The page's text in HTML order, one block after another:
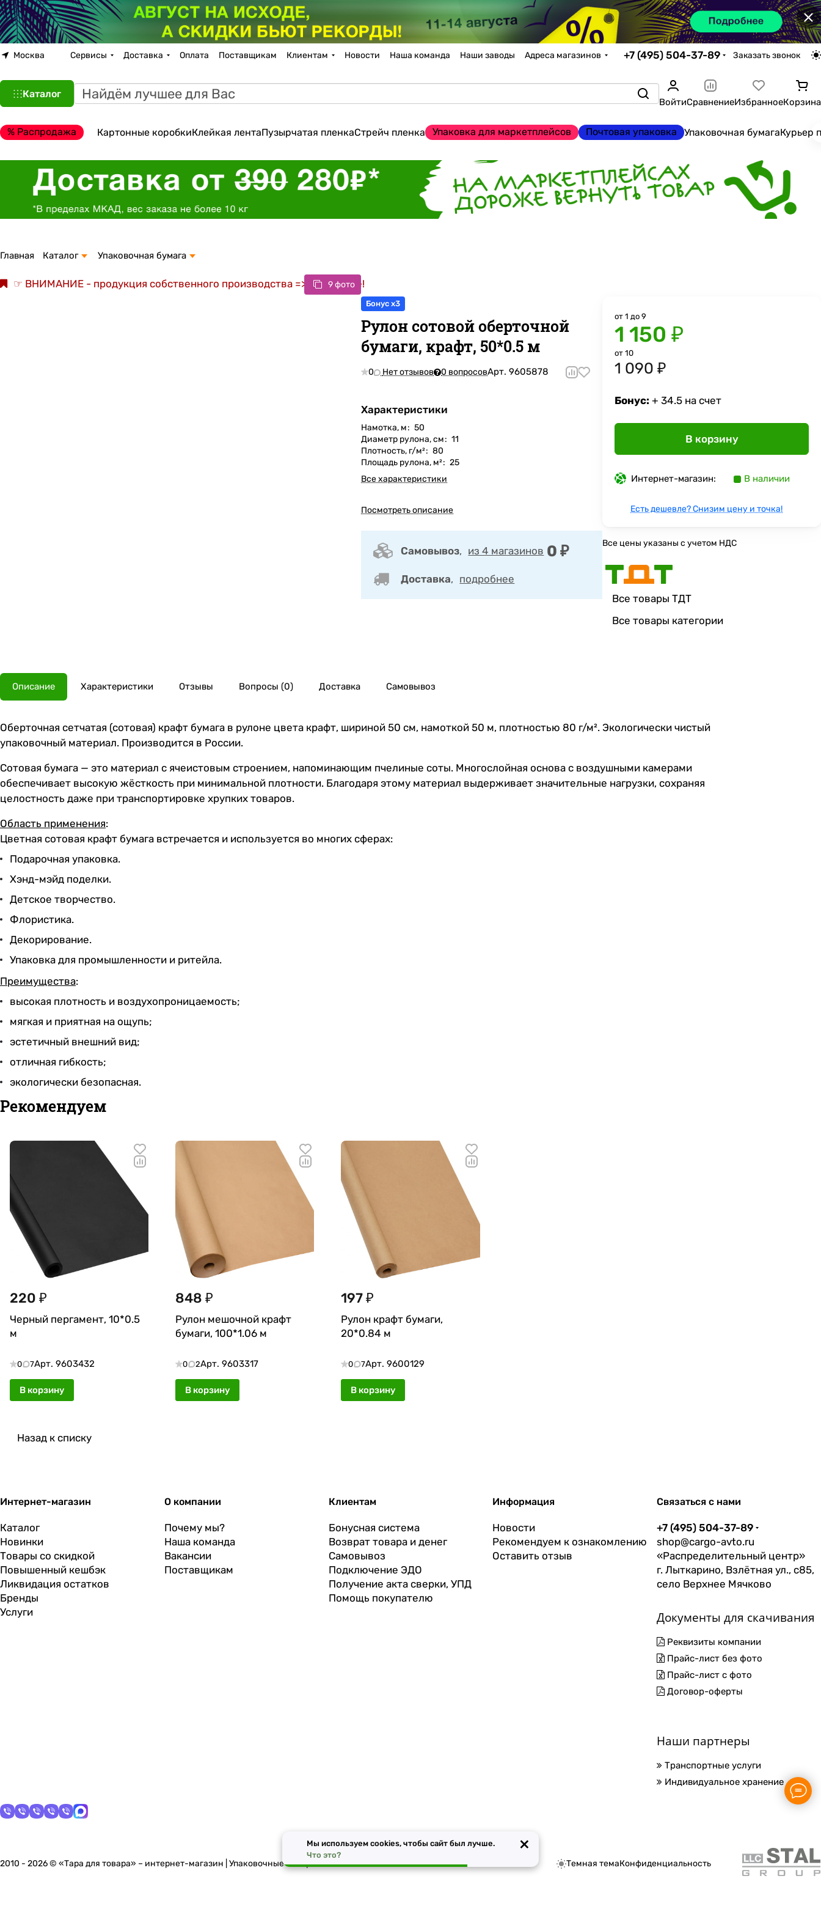
×
Москва Сервисы Доставка Оплата Поставщикам Клиентам Новости Наша команда Наши заводы Адреса магазинов +7 (495) 504-37-89 Заказать звонок
Каталог
ВойтиСравнениеИзбранноеКорзина
% Распродажа Картонные коробкиКлейкая лентаПузырчатая пленкаСтрейч пленка Упаковка для маркетплейсов Почтовая упаковка Упаковочная бумагаКурьер
Главная Каталог Упаковочная бумага
☞ ВНИМАНИЕ - продукция собственного производства => цена ниже!
9 фото
Бонус x3
Рулон сотовой оберточной
бумаги, крафт, 50*0.5 м
0 Нет отзывов 0 вопросовАрт.9605878
Характеристики
Намотка, м: 50
Диаметр рулона, cм: 11
Плотность, г/м²: 80
Площадь рулона, м²: 25
Все характеристики
Посмотреть описание
Самовывоз, из 4 магазинов 0 ₽
Доставка, подробнее
от 1 до 9
1 150 ₽
от 10
1 090 ₽
Бонус: + 34.5 на счет
В корзину
Интернет-магазин: В наличии
Есть дешевле? Снизим цену и точка!
Все цены указаны с учетом НДС
Все товары ТДТ
Все товары категории
Описание Характеристики Отзывы Вопросы (0) Доставка Самовывоз
Оберточная сетчатая (сотовая) крафт бумага в рулоне цвета крафт, шириной 50 см, намоткой 50 м, плотностью 80 г/м². Экологически чистый
упаковочный материал. Производится в России.
Сотовая бумага — это материал с ячеистовым строением, напоминающим пчелиные соты. Многослойная основа с воздушными камерами
обеспечивает высокую жёсткость при минимальной плотности. Благодаря этому материал выдерживает значительные нагрузки, сохраняя
целостность даже при транспортировке хрупких товаров.
Область применения:
Цветная сотовая крафт бумага встречается и используется во многих сферах:
Подарочная упаковка.
Хэнд-мэйд поделки.
Детское творчество.
Флористика.
Декорирование.
Упаковка для промышленности и ритейла.
Преимущества:
высокая плотность и воздухопроницаемость;
мягкая и приятная на ощупь;
эстетичный внешний вид;
отличная гибкость;
экологически безопасная.
Рекомендуем
220 ₽
Черный пергамент, 10*0.5
м
0 7Арт. 9603432
В корзину
848 ₽
Рулон мешочной крафт
бумаги, 100*1.06 м
0 2Арт.9603317
В корзину
197 ₽
Рулон крафт бумаги,
20*0.84 м
0 7Арт.9600129
В корзину
Назад к списку
Интернет-магазин
Каталог
Новинки
Товары со скидкой
Повышенный кешбэк
Ликвидация остатков
Бренды
Услуги
О компании
Почему мы?
Наша команда
Вакансии
Поставщикам
Клиентам
Бонусная система
Возврат товара и денег
Самовывоз
Подключение ЭДО
Получение акта сверки, УПД
Помощь покупателю
Информация
Новости
Рекомендуем к ознакомлению
Оставить отзыв
Связаться с нами
+7 (495) 504-37-89
shop@cargo-avto.ru
«Распределительный центр»
г. Лыткарино, Взлётная ул., с85,
село Верхнее Мячково
Документы для скачивания
Реквизиты компании
Прайс-лист без фото
Прайс-лист с фото
Договор-оферты
Наши партнеры
Транспортные услуги
Индивидуальное хранение
2010 - 2026 © «Тара для товара» – интернет-магазин | Упаковочные материалы в Москве Темная темаКонфиденциальность
Мы используем cookies, чтобы сайт был лучше.
Что это?
×